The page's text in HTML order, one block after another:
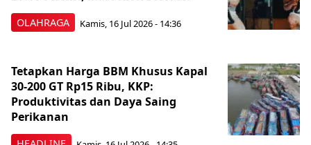
OLAHRAGA Kamis, 16 Jul 2026 - 14:36
Tetapkan Harga BBM Khusus Kapal
30-200 GT Rp15 Ribu, KKP:
Produktivitas dan Daya Saing
Perikanan